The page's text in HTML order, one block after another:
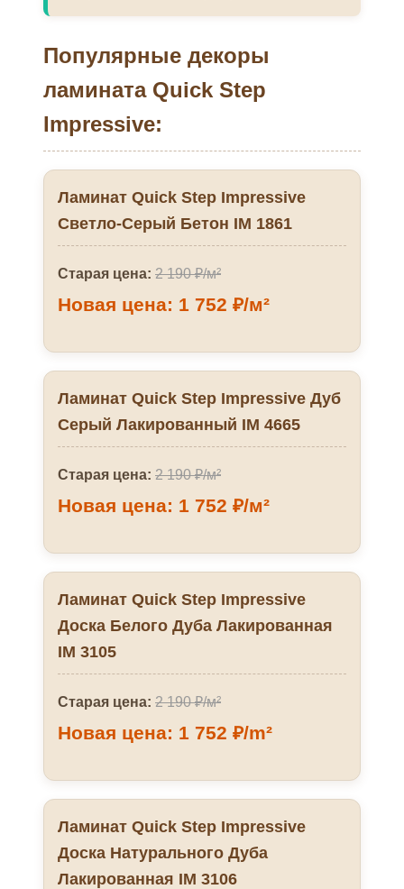
Популярные декоры
ламината Quick Step
Impressive:
Ламинат Quick Step Impressive
Светло-Серый Бетон IM 1861
Старая цена: 2 190 ₽/м²
Новая цена: 1 752 ₽/м²
Ламинат Quick Step Impressive Дуб
Серый Лакированный IM 4665
Старая цена: 2 190 ₽/м²
Новая цена: 1 752 ₽/м²
Ламинат Quick Step Impressive
Доска Белого Дуба Лакированная
IM 3105
Старая цена: 2 190 ₽/м²
Новая цена: 1 752 ₽/m²
Ламинат Quick Step Impressive
Доска Натурального Дуба
Лакированная IM 3106